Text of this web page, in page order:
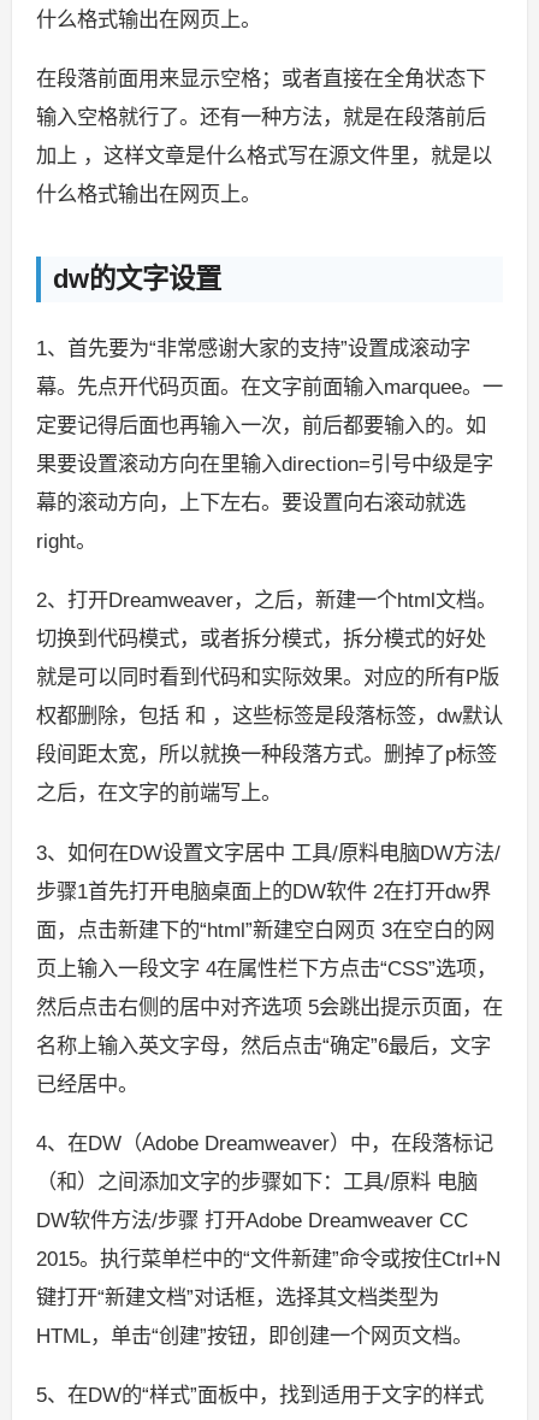
什么格式输出在网页上。
在段落前面用来显示空格；或者直接在全角状态下
输入空格就行了。还有一种方法，就是在段落前后
加上 ，这样文章是什么格式写在源文件里，就是以
什么格式输出在网页上。
dw的文字设置
1、首先要为“非常感谢大家的支持”设置成滚动字
幕。先点开代码页面。在文字前面输入marquee。一
定要记得后面也再输入一次，前后都要输入的。如
果要设置滚动方向在里输入direction=引号中级是字
幕的滚动方向，上下左右。要设置向右滚动就选
right。
2、打开Dreamweaver，之后，新建一个html文档。
切换到代码模式，或者拆分模式，拆分模式的好处
就是可以同时看到代码和实际效果。对应的所有P版
权都删除，包括 和 ，这些标签是段落标签，dw默认
段间距太宽，所以就换一种段落方式。删掉了p标签
之后，在文字的前端写上。
3、如何在DW设置文字居中 工具/原料电脑DW方法/
步骤1首先打开电脑桌面上的DW软件 2在打开dw界
面，点击新建下的“html”新建空白网页 3在空白的网
页上输入一段文字 4在属性栏下方点击“CSS”选项，
然后点击右侧的居中对齐选项 5会跳出提示页面，在
名称上输入英文字母，然后点击“确定”6最后，文字
已经居中。
4、在DW（Adobe Dreamweaver）中，在段落标记
（和）之间添加文字的步骤如下：工具/原料 电脑
DW软件方法/步骤 打开Adobe Dreamweaver CC
2015。执行菜单栏中的“文件新建”命令或按住Ctrl+N
键打开“新建文档”对话框，选择其文档类型为
HTML，单击“创建”按钮，即创建一个网页文档。
5、在DW的“样式”面板中，找到适用于文字的样式